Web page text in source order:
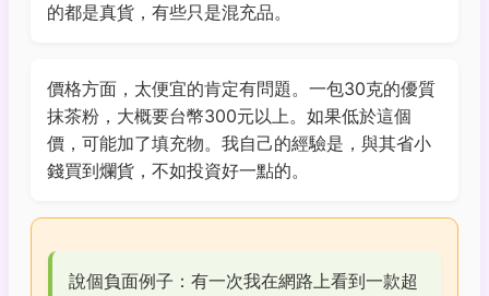
的都是真貨，有些只是混充品。
價格方面，太便宜的肯定有問題。一包30克的優質
抹茶粉，大概要台幣300元以上。如果低於這個
價，可能加了填充物。我自己的經驗是，與其省小
錢買到爛貨，不如投資好一點的。
說個負面例子：有一次我在網路上看到一款超